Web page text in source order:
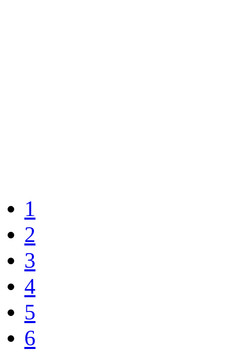
1
2
3
4
5
6